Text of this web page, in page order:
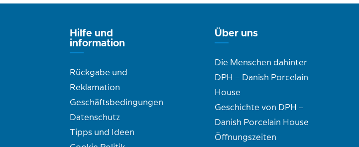
Hilfe und
information
Rückgabe und
Reklamation
Geschäftsbedingungen
Datenschutz
Tipps und Ideen
Über uns
Die Menschen dahinter
DPH – Danish Porcelain
House
Geschichte von DPH –
Danish Porcelain House
Öffnungszeiten